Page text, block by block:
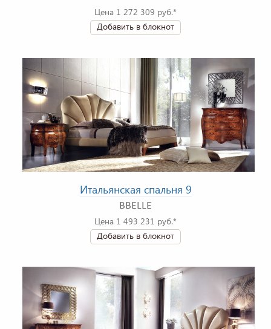
Цена 1 272 309 руб.*
Добавить в блокнот
Итальянская спальня 9
BBELLE
Цена 1 493 231 руб.*
Добавить в блокнот